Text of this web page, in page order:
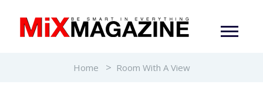
Home Room With A View